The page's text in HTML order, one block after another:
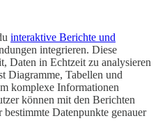
interaktive Berichte und
integrieren. Diese
Daten in Echtzeit zu analysieren
Diagramme, Tabellen und
komplexe Informationen
können mit den Berichten
Datenpunkte genauer